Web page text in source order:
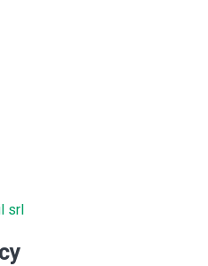
srl